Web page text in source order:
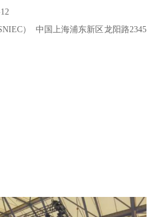
） 中国上海浦东新区龙阳路2345